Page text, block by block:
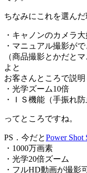
ちなみにこれを選ん
・キャノンのカメラ大
・マニュアル撮影が
（商品撮影とかだと
よと
お客さんところで説明
・光学ズーム10倍
・ＩＳ機能（手振れ防
ってところですね。
PS．今だとPower
・1000万画素
・光学20倍ズーム
・フルHD動画が撮影